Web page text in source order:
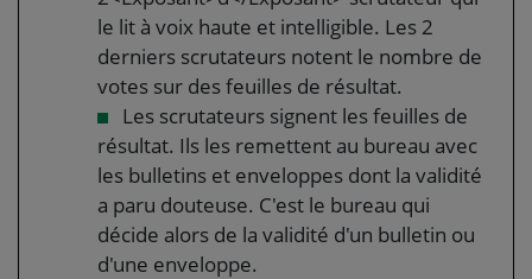
le lit à voix haute et intelligible. Les 2
derniers scrutateurs notent le nombre de
votes sur des feuilles de résultat.
Les scrutateurs signent les feuilles de
résultat. Ils les remettent au bureau avec
les bulletins et enveloppes dont la validité
a paru douteuse. C'est le bureau qui
décide alors de la validité d'un bulletin ou
d'une enveloppe.